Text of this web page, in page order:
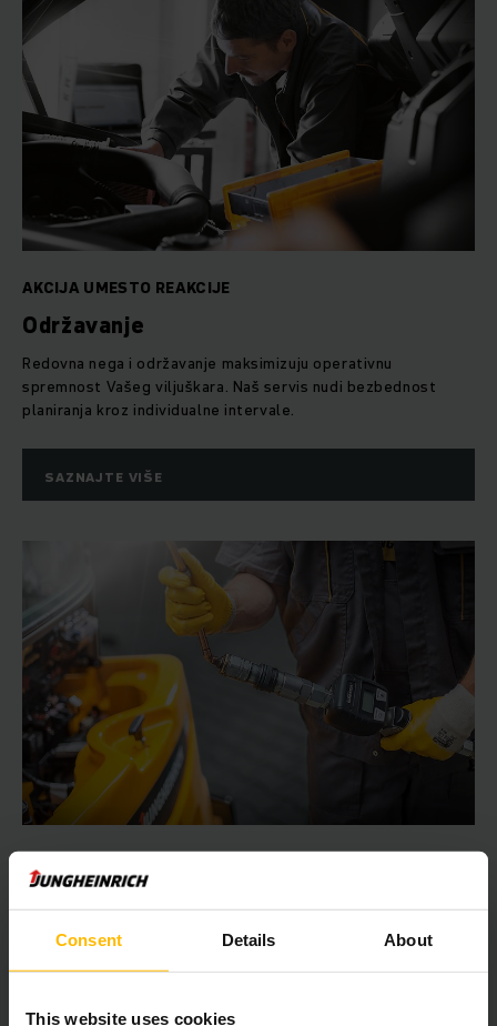
Consent Details About
This website uses cookies
AKCIJA UMESTO REAKCIJE
Održavanje
Redovna nega i održavanje maksimizuju operativnu
spremnost Vašeg viljuškara. Naš servis nudi bezbednost
planiranja kroz individualne intervale.
SAZNAJTE VIŠE
Pravovremenom i profesionalnom zamenom hidrauličnog ulja
vozila. To će naši stručnjaci rado preuzeti za Vas.